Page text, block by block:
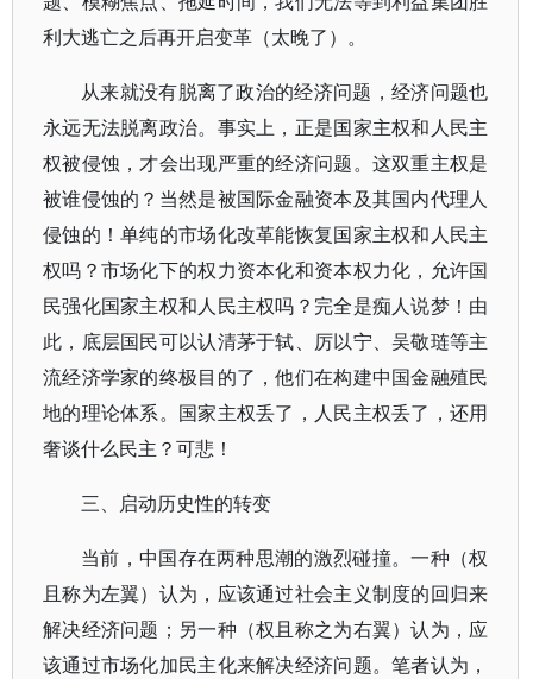
利大逃亡之后再开启变革（太晚了）。
从来就没有脱离了政治的经济问题，经济问题也
永远无法脱离政治。事实上，正是国家主权和人民主
权被侵蚀，才会出现严重的经济问题。这双重主权是
被谁侵蚀的？当然是被国际金融资本及其国内代理人
侵蚀的！单纯的市场化改革能恢复国家主权和人民主
权吗？市场化下的权力资本化和资本权力化，允许国
民强化国家主权和人民主权吗？完全是痴人说梦！由
此，底层国民可以认清茅于轼、厉以宁、吴敬琏等主
流经济学家的终极目的了，他们在构建中国金融殖民
地的理论体系。国家主权丢了，人民主权丢了，还用
奢谈什么民主？可悲！
三、启动历史性的转变
当前，中国存在两种思潮的激烈碰撞。一种（权
且称为左翼）认为，应该通过社会主义制度的回归来
解决经济问题；另一种（权且称之为右翼）认为，应
该通过市场化加民主化来解决经济问题。笔者认为，